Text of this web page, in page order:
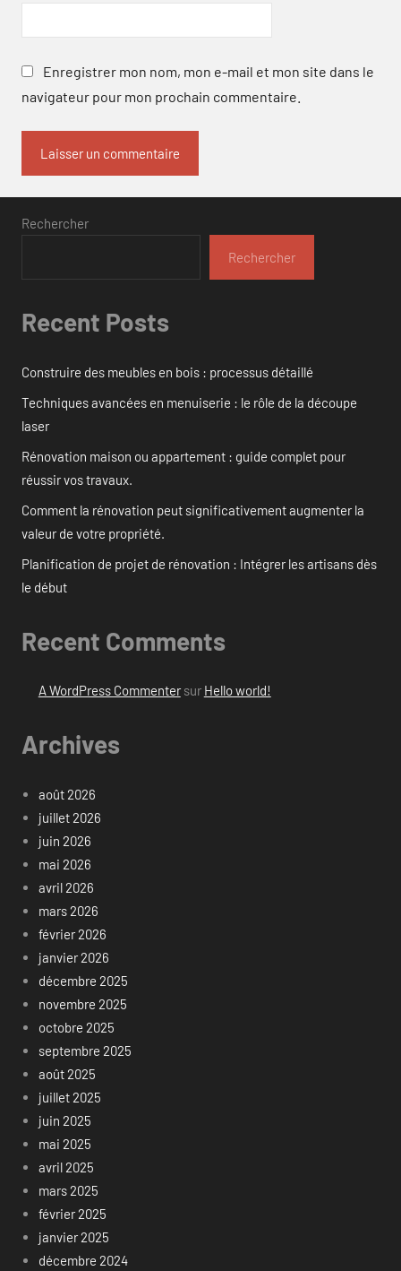
Enregistrer mon nom, mon e-mail et mon site dans le
navigateur pour mon prochain commentaire.
Rechercher
Rechercher
Recent Posts
Construire des meubles en bois : processus détaillé
Techniques avancées en menuiserie : le rôle de la découpe
laser
Rénovation maison ou appartement : guide complet pour
réussir vos travaux.
Comment la rénovation peut significativement augmenter la
valeur de votre propriété.
Planification de projet de rénovation : Intégrer les artisans dès
le début
Recent Comments
A WordPress Commentersur Hello world!
Archives
août 2026
juillet 2026
juin 2026
mai 2026
avril 2026
mars 2026
février 2026
janvier 2026
décembre 2025
novembre 2025
octobre 2025
septembre 2025
août 2025
juillet 2025
juin 2025
mai 2025
avril 2025
mars 2025
février 2025
janvier 2025
décembre 2024